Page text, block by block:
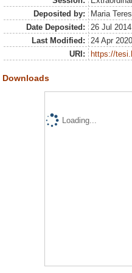
Deposited by:
Maria
Date Deposited:
26 Jul
Last Modified:
24 Apr
URI:
https://
Downloads
Loading...